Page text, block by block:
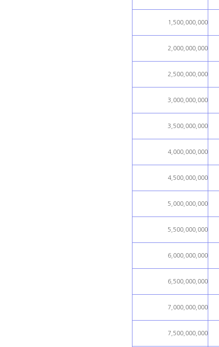
1,500,000,000
2,000,000,000
2,500,000,000
3,000,000,000
3,500,000,000
4,000,000,000
4,500,000,000
5,000,000,000
5,500,000,000
6,000,000,000
6,500,000,000
7,000,000,000
7,500,000,000